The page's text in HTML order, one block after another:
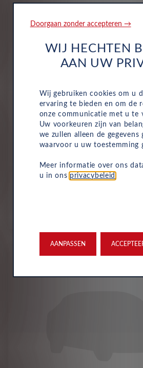
All-inclusive prijs vanaf
Voorraad
Doorgaan zonder accepteren →
WIJ HECHTEN
AAN UW
Wij gebruiken cookies om u
ervaring te bieden en om de
onze communicatie met u te
Uw voorkeuren zijn van
we zullen alleen de gegevens
waarvoor u uw toestemming
Meer informatie over ons
u in ons privacybeleid
AANPASSEN